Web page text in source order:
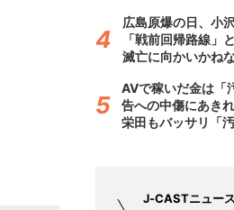
広島原爆の日、小
「戦前回帰路線
滅亡に向かいかねな
AVで稼いだ金は
告への中傷にあき
栄田もバッサリ「
J-CASTニュース